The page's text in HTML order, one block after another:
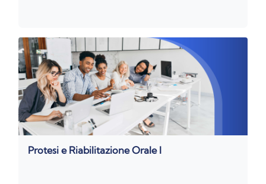
Protesi e Riabilitazione Orale I